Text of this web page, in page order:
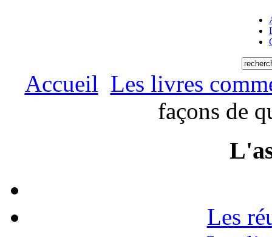
Accueil Les livres
façons de
Les